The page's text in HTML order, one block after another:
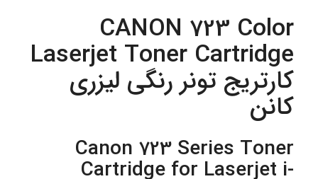
CANON 723 Color
Laserjet Toner Cartridge
کارتریج تونر رنگی لیزری
کانن
Canon 723 Series Toner
Cartridge for Laserjet i-